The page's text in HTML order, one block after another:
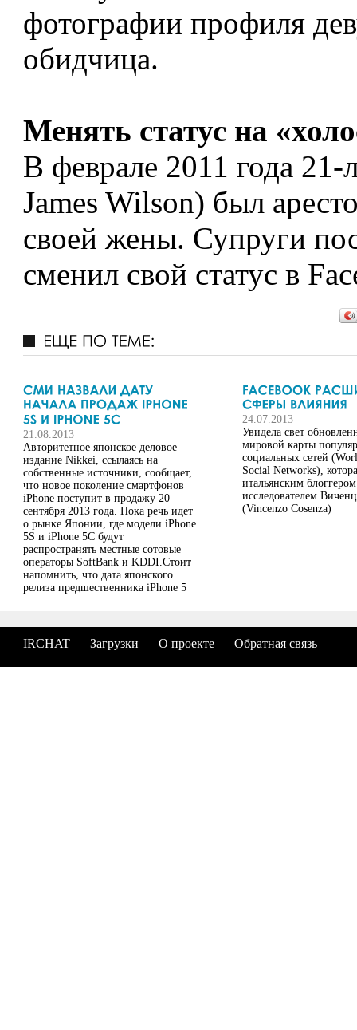
фотографии профиля
обидчица.
Менять статус на
В феврале 2011 года
James Wilson) был
своей жены. Супруги
сменил свой статус в
21.08.2013
Авторитетное японское деловое
издание Nikkei, ссылаясь на
собственные источники, сообщает,
что новое поколение смартфонов
iPhone поступит в продажу 20
сентября 2013 года. Пока речь идет
о рынке Японии, где модели iPhone
5S и iPhone 5C будут
распространять местные сотовые
операторы SoftBank и KDDI.Стоит
напомнить, что дата японского
релиза предшественника iPhone 5
компания Apple выпускает своих
смартфон раньше других
государств. Продажи iPhone 5 в
24.07.2013
Увидела свет
мировой карты
социальных сетей
Social Networks),
итальянским
исследователем
(Vincenzo Cosenza)
IRCHAT Загрузки О проекте Обратная связь